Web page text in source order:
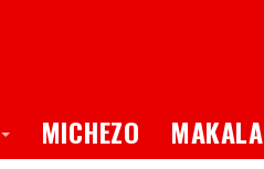
Toggle Dropdown
MICHEZO MAKALA